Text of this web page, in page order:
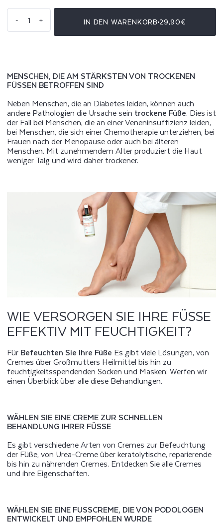
Anzahl
Verringere
Menge
- Erhöhe
Menge
+ IN DEN WARENKORB 29,90€
MENSCHEN, DIE AM STÄRKSTEN VON TROCKENEN
FÜSSEN BETROFFEN SIND
Neben Menschen, die an Diabetes leiden, können auch
andere Pathologien die Ursache sein trockene Füße. Dies ist
der Fall bei Menschen, die an einer Veneninsuffizienz leiden,
bei Menschen, die sich einer Chemotherapie unterziehen, bei
Frauen nach der Menopause oder auch bei älteren
Menschen. Mit zunehmendem Alter produziert die Haut
weniger Talg und wird daher trockener.
WIE VERSORGEN SIE IHRE FÜSSE E
FFEKTIV MIT FEUCHTIGKEIT?
Für Befeuchten Sie Ihre Füße Es gibt viele Lösungen, von
Cremes über Großmutters Heilmittel bis hin zu
feuchtigkeitsspendenden Socken und Masken: Werfen wir
einen Überblick über alle diese Behandlungen.
WÄHLEN SIE EINE CREME ZUR SCHNELLEN
BEHANDLUNG IHRER FÜSSE
Es gibt verschiedene Arten von Cremes zur Befeuchtung
der Füße, von Urea-Creme über keratolytische, reparierende
bis hin zu nährenden Cremes. Entdecken Sie alle Cremes
und ihre Eigenschaften.
WÄHLEN SIE EINE FUSSCREME, DIE VON PODOLOGEN E
NTWICKELT UND EMPFOHLEN WURDE